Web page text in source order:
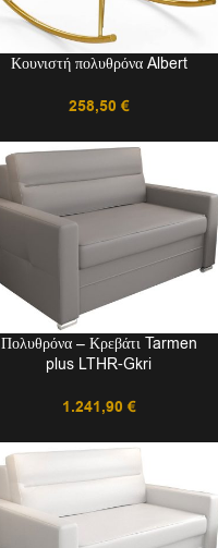
Κουνιστή πολυθρόνα Albert
258,50 €
Πολυθρόνα – Κρεβάτι Tarmen
plus LTHR-Gkri
1.241,90 €